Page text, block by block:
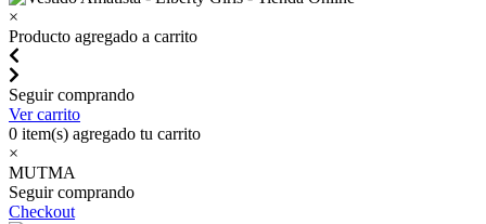
×
Producto agregado a carrito
Seguir comprando
Ver carrito
0 item(s) agregado tu carrito
×
MUTMA
Seguir comprando
Checkout